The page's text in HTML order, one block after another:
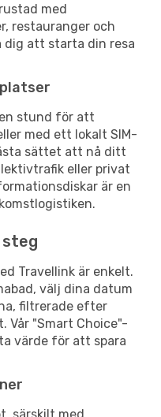
med
restauranger och
att starta din resa
stund för att
med ett lokalt SIM-
sättet att nå ditt
eller privat
är en
Travellink är enkelt.
välj dina datum
filtrerade efter
Vår "Smart Choice"-
värde för att spara